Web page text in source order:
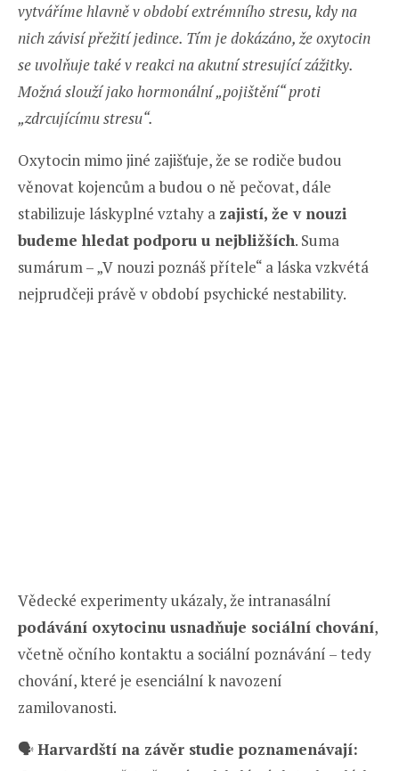
vytváříme hlavně v období extrémního stresu, kdy na
nich závisí přežití jedince. Tím je dokázáno, že oxytocin
se uvolňuje také v reakci na akutní stresující zážitky.
Možná slouží jako hormonální „pojištění“ proti
„zdrcujícímu stresu“.
Oxytocin mimo jiné zajišťuje, že se rodiče budou
věnovat kojencům a budou o ně pečovat, dále
stabilizuje láskyplné vztahy a zajistí, že v nouzi
budeme hledat podporu u nejbližších. Suma
sumárum – „V nouzi poznáš přítele“ a láska vzkvétá
nejprudčeji právě v období psychické nestability.
Vědecké experimenty ukázaly, že intranasální
podávání oxytocinu usnadňuje sociální chování,
včetně očního kontaktu a sociální poznávání – tedy
chování, které je esenciální k navození
zamilovanosti.
🗣️Harvardští na závěr studie poznamenávají: